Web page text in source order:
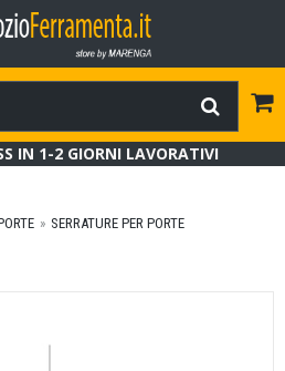
IN 1-2 GIORNI LAVORATIVI
SERRATURE PER PORTE